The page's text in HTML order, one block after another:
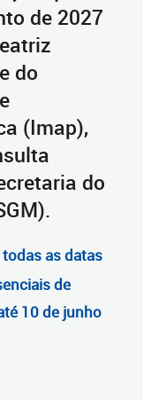
de 2027
do
(Imap),
do
todas as datas
de
10 de junho